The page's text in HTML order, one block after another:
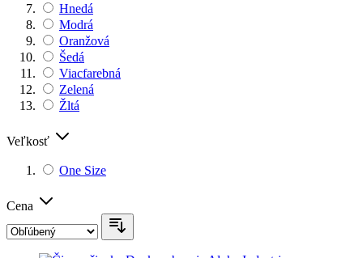
Hnedá
Modrá
Oranžová
Šedá
Viacfarebná
Zelená
Žltá
Veľkosť
One Size
Cena